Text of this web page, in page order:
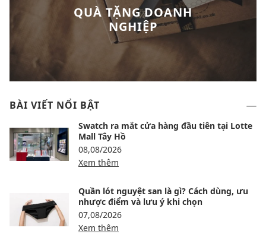
QUÀ TẶNG DOANH
NGHIỆP
BÀI VIẾT NỔI BẬT
Swatch ra mắt cửa hàng đầu tiên tại Lotte
Mall Tây Hồ
08,08/2026
Xem thêm
Quần lót nguyệt san là gì? Cách dùng, ưu
nhược điểm và lưu ý khi chọn
07,08/2026
Xem thêm